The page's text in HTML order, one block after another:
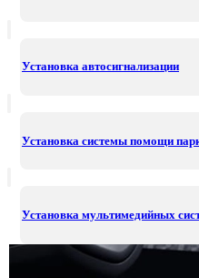
Установка автосигнализации
Установка системы помощи
Установка мультимедийных